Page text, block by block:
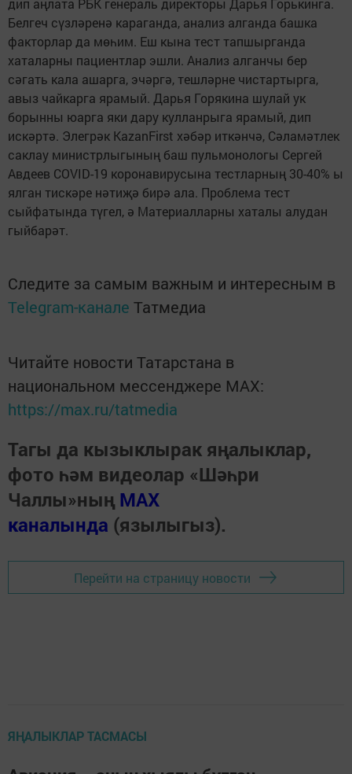
дип аңлата РБК генераль директоры Дарья Горькинга.
Белгеч сүзләренә караганда, анализ алганда башка
факторлар да мөһим. Еш кына тест тапшырганда
хаталарны пациентлар эшли. Анализ алганчы бер
сәгать кала ашарга, эчәргә, тешләрне чистартырга,
авыз чайкарга ярамый. Дарья Горякина шулай ук
борынны юарга яки дару кулланрыга ярамый, дип
искәртә. Элегрәк KazanFirst хәбәр иткәнчә, Сәламәтлек
саклау министрлыгының баш пульмонологы Сергей
Авдеев COVID-19 коронавирусына тестларның 30-40% ы
ялган тискәре нәтиҗә бирә ала. Проблема тест
сыйфатында түгел, ә Материалларны хаталы алудан
гыйбарәт.
Следите за самым важным и интересным в
Telegram-канале Татмедиа
Читайте новости Татарстана в
национальном мессенджере MАХ:
https://max.ru/tatmedia
Тагы да кызыклырак яңалыклар,
фото һәм видеолар «Шәһри
Чаллы»ның MAX
каналында (язылыгыз).
Перейти на страницу новости
ЯҢАЛЫКЛАР ТАСМАСЫ